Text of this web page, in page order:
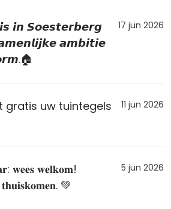
𝙞𝙣 𝙎𝙤𝙚𝙨𝙩𝙚𝙧𝙗𝙚𝙧𝙜
𝙖𝙢𝙗𝙞𝙩𝙞𝙚
17 jun 2026
gratis uw tuintegels
11 jun 2026
𝐰𝐞𝐞𝐬 𝐰𝐞𝐥𝐤𝐨𝐦!
𝐭𝐡𝐮𝐢𝐬𝐤𝐨𝐦𝐞𝐧. 💚
5 jun 2026